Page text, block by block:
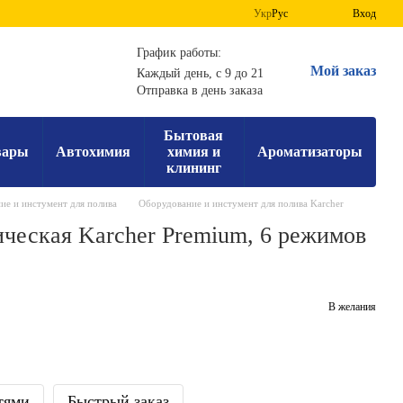
УкрРус Вход
График работы:
Каждый день, с 9 до 21
Отправка в день заказа
Мой заказ
Автохимия
Бытовая
химия и
клининг
Ароматизаторы
и инстумент для полива Оборудование и инстумент для полива Karcher
Karcher Premium, 6 режимов
В желания